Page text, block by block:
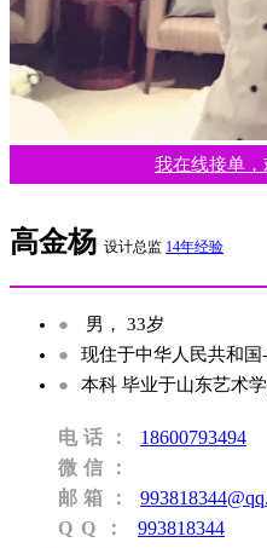
我在线接单
高金杨 设计总监 14年经验
●
男， 33岁
●
现住于中华人民共和
●
本科 毕业于山东艺术
电话：
18600793494
微信：
邮箱：
QQ：
993818344